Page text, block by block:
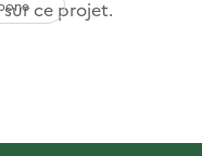
ce projet.